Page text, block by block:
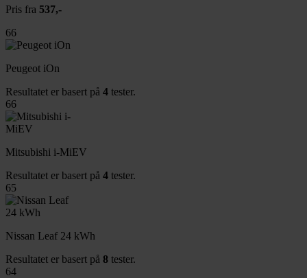
Pris fra 537,-
66
Peugeot iOn
Resultatet er basert på 4 tester.
66
Mitsubishi i-MiEV
Resultatet er basert på 4 tester.
65
Nissan Leaf 24 kWh
Resultatet er basert på 8 tester.
64